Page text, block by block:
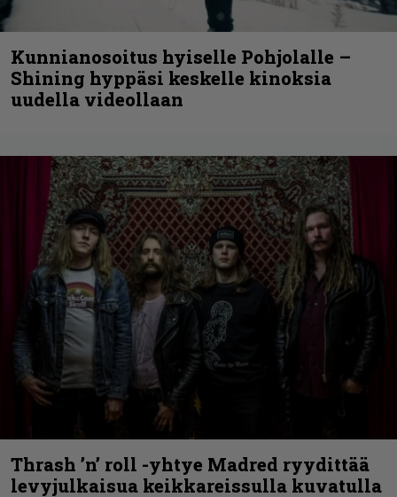
Kunnianosoitus hyiselle Pohjolalle –
Shining hyppäsi keskelle kinoksia
uudella videollaan
Thrash ’n’ roll -yhtye Madred ryydittää
levyjulkaisua keikkareissulla kuvatulla